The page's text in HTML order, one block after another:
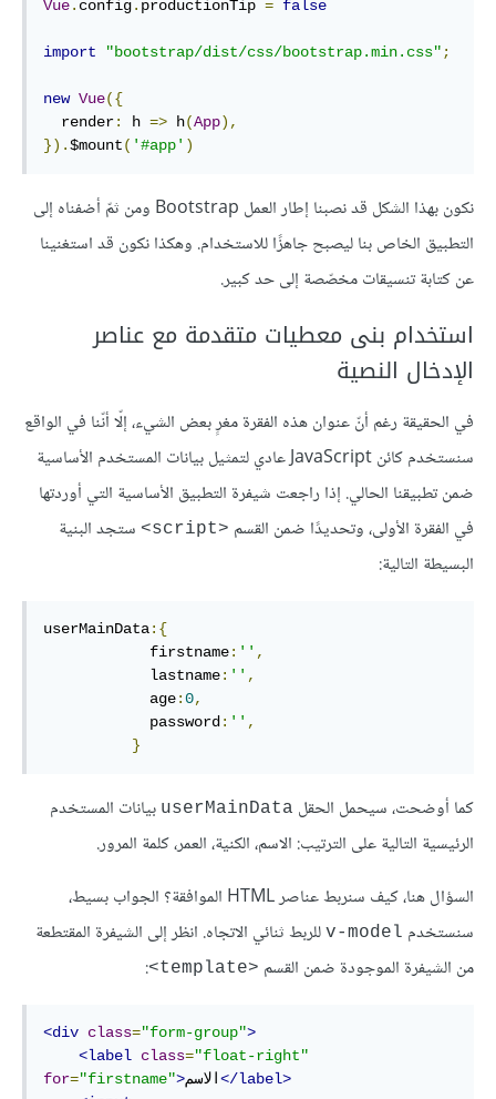
Vue. config. productionTip = false
import "bootstrap/dist/css/bootstrap.min.css";
new Vue({
  render
: h => h(App),
}).$mount( '#app' )
نكون بهذا الشكل قد نصبنا إطار العمل Bootstrap ومن ثمّ أضفناه إلى
التطبيق الخاص بنا ليصبح جاهزًا للاستخدام. وهكذا نكون قد استغنينا
عن كتابة تنسيقات مخصّصة إلى حد كبير.
استخدام بنى معطيات متقدمة مع عناصر
الإدخال النصية
في الحقيقة رغم أنّ عنوان هذه الفقرة مغرٍ بعض الشيء، إلّا أنّنا في الواقع
سنستخدم كائن JavaScript عادي لتمثيل بيانات المستخدم الأساسية
ضمن تطبيقنا الحالي. إذا راجعت شيفرة التطبيق الأساسية التي أوردتها
في الفقرة الأولى، وتحديدًا ضمن القسم <script>
ستجد البنية
البسيطة التالية:
userMainData:{
            firstname
: '' ,
            lastname
: '' ,
            age
:0,
            password
: '' ,
}
كما أوضحت، سيحمل الحقل userMainData بيانات المستخدم
الرئيسية التالية على الترتيب: الاسم، الكنية، العمر، كلمة المرور.
السؤال هنا، كيف سنربط عناصر HTML الموافقة؟ الجواب بسيط،
سنستخدم v-model للربط ثنائي الاتجاه. انظر إلى الشيفرة المقتطعة
من الشيفرة الموجودة ضمن القسم <template>
:
<div class="form-group">
<label class="float-right"
for="firstname">الاسم</label>